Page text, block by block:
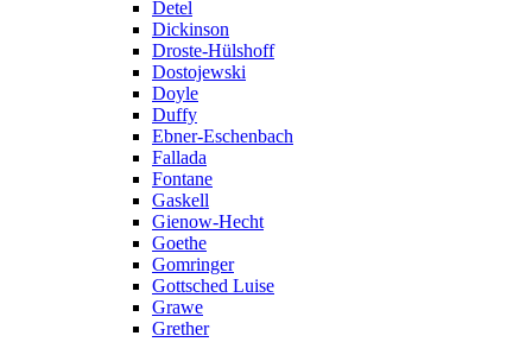
Detel
Dickinson
Droste-Hülshoff
Dostojewski
Doyle
Duffy
Ebner-Eschenbach
Fallada
Fontane
Gaskell
Gienow-Hecht
Goethe
Gomringer
Gottsched Luise
Grawe
Grether